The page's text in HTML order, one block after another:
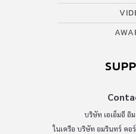
บริษัท เอเอ็มอี อิ
ในเครือ บริษัท อมรินทร์ คอ